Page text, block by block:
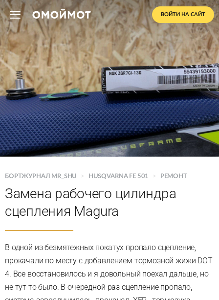
ВОЙТИ НА САЙТ
БОРТЖУРНАЛ MR_SHU > HUSQVARNA FE 501 > РЕМОНТ
Замена рабочего цилиндра
сцепления Magura
В одной из безмятежных покатух пропало сцепление,
прокачали по месту с добавлением тормозной жижи DOT
4. Все восстановилось и я довольный поехал дальше, но
не тут то было. В очередной раз сцепление пропало,